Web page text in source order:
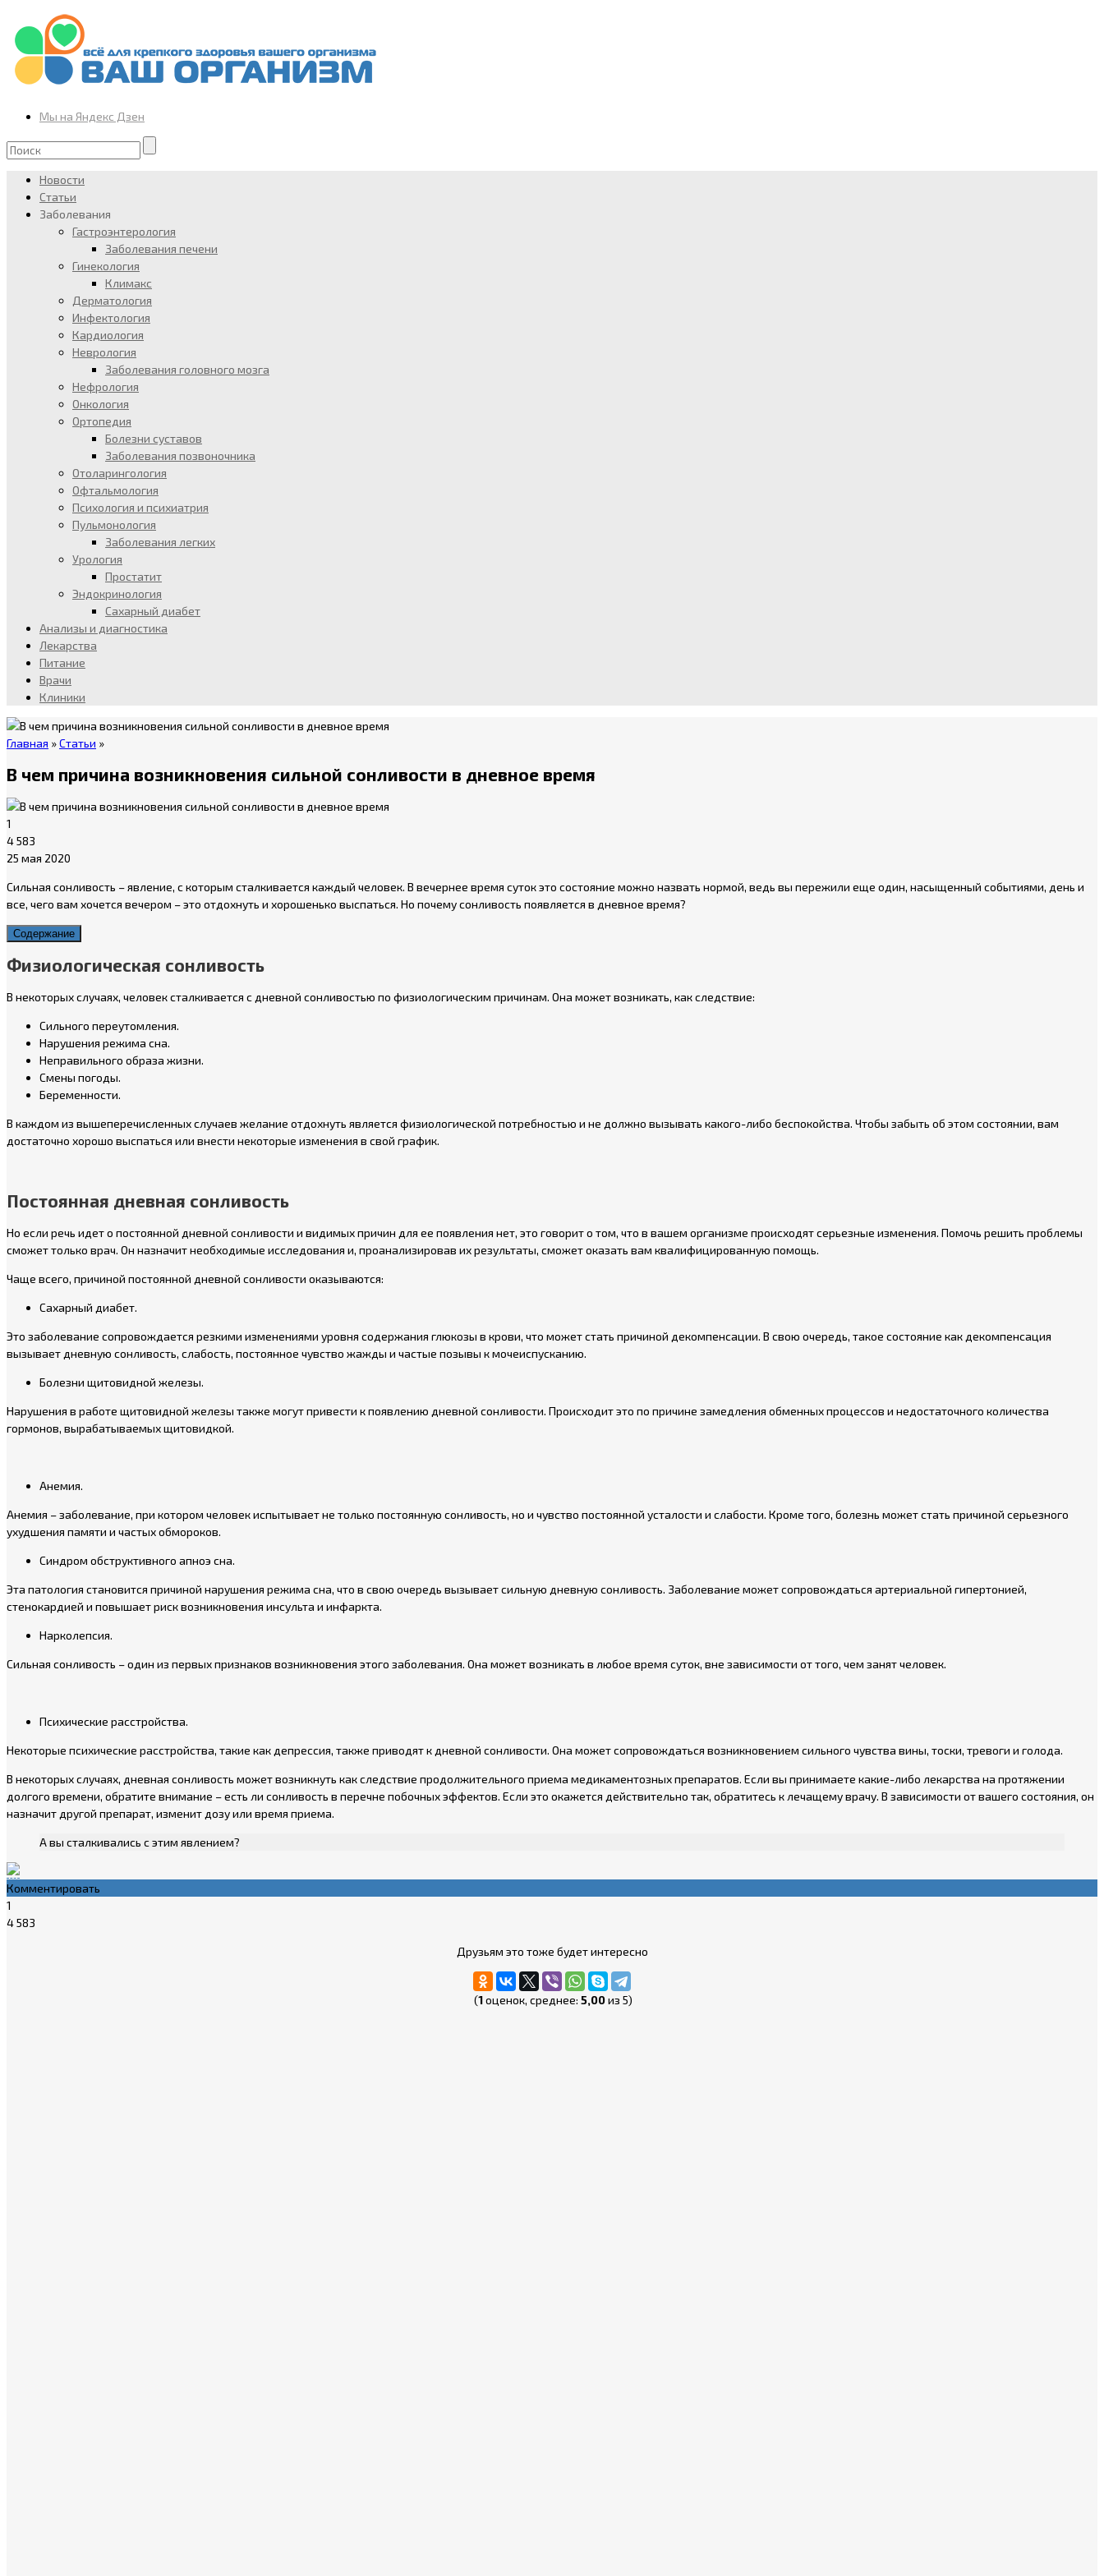
Мы на Яндекс Дзен
Новости
Статьи
Заболевания
Гастроэнтерология
Заболевания печени
Гинекология
Климакс
Дерматология
Инфектология
Кардиология
Неврология
Заболевания головного мозга
Нефрология
Онкология
Ортопедия
Болезни суставов
Заболевания позвоночника
Отоларингология
Офтальмология
Психология и психиатрия
Пульмонология
Заболевания легких
Урология
Простатит
Эндокринология
Сахарный диабет
Анализы и диагностика
Лекарства
Питание
Врачи
Клиники
Главная »Статьи »
В чем причина возникновения сильной сонливости в дневное время
1
4 583
25 мая 2020
Сильная сонливость – явление, с которым сталкивается каждый человек. В вечернее время суток это состояние можно назвать нормой, ведь вы пережили еще один, насыщенный событиями, день и
все, чего вам хочется вечером – это отдохнуть и хорошенько выспаться. Но почему сонливость появляется в дневное время?
Содержание
Физиологическая сонливость
В некоторых случаях, человек сталкивается с дневной сонливостью по физиологическим причинам. Она может возникать, как следствие:
Сильного переутомления.
Нарушения режима сна.
Неправильного образа жизни.
Смены погоды.
Беременности.
В каждом из вышеперечисленных случаев желание отдохнуть является физиологической потребностью и не должно вызывать какого-либо беспокойства. Чтобы забыть об этом состоянии, вам
достаточно хорошо выспаться или внести некоторые изменения в свой график.
Постоянная дневная сонливость
Но если речь идет о постоянной дневной сонливости и видимых причин для ее появления нет, это говорит о том, что в вашем организме происходят серьезные изменения. Помочь решить проблемы
сможет только врач. Он назначит необходимые исследования и, проанализировав их результаты, сможет оказать вам квалифицированную помощь.
Чаще всего, причиной постоянной дневной сонливости оказываются:
Сахарный диабет.
Это заболевание сопровождается резкими изменениями уровня содержания глюкозы в крови, что может стать причиной декомпенсации. В свою очередь, такое состояние как декомпенсация
вызывает дневную сонливость, слабость, постоянное чувство жажды и частые позывы к мочеиспусканию.
Болезни щитовидной железы.
Нарушения в работе щитовидной железы также могут привести к появлению дневной сонливости. Происходит это по причине замедления обменных процессов и недостаточного количества
гормонов, вырабатываемых щитовидкой.
Анемия.
Анемия – заболевание, при котором человек испытывает не только постоянную сонливость, но и чувство постоянной усталости и слабости. Кроме того, болезнь может стать причиной серьезного
ухудшения памяти и частых обмороков.
Синдром обструктивного апноэ сна.
Эта патология становится причиной нарушения режима сна, что в свою очередь вызывает сильную дневную сонливость. Заболевание может сопровождаться артериальной гипертонией,
стенокардией и повышает риск возникновения инсульта и инфаркта.
Нарколепсия.
Сильная сонливость – один из первых признаков возникновения этого заболевания. Она может возникать в любое время суток, вне зависимости от того, чем занят человек.
Психические расстройства.
Некоторые психические расстройства, такие как депрессия, также приводят к дневной сонливости. Она может сопровождаться возникновением сильного чувства вины, тоски, тревоги и голода.
В некоторых случаях, дневная сонливость может возникнуть как следствие продолжительного приема медикаментозных препаратов. Если вы принимаете какие-либо лекарства на протяжении
долгого времени, обратите внимание – есть ли сонливость в перечне побочных эффектов. Если это окажется действительно так, обратитесь к лечащему врачу. В зависимости от вашего состояния, он
назначит другой препарат, изменит дозу или время приема.
А вы сталкивались с этим явлением?
Комментировать
1
4 583
Друзьям это тоже будет интересно
(1оценок, среднее: 5,00из 5)